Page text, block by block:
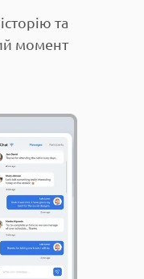
та
момент